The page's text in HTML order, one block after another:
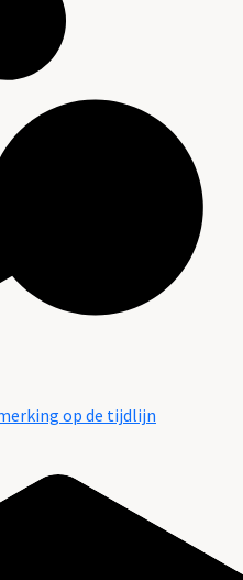
op de tijdlijn